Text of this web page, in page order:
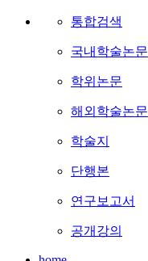
통합검색
국내학술논문
학위논문
해외학술논문
학술지
단행본
연구보고서
공개강의